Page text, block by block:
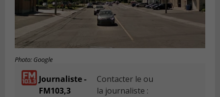
Photo: Google
Journaliste -
FM103,3
Contacter le ou
la journaliste :